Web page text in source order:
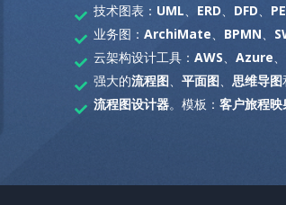
技术图表： UML、 ERD、 DFD、
业务图： ArchiMate、 BPMN、
云架构设计工具： AWS、 Azure、
强大的流程图、 平面图、 思维导图
流程图设计器。模板： 客户旅程映